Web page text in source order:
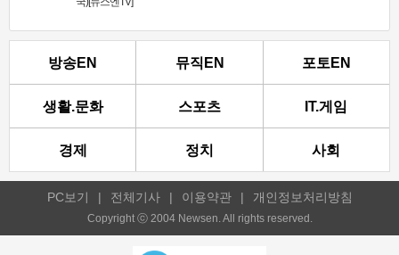
방송EN 뮤직EN 포토EN
생활.문화 스포츠 IT.게임
경제 정치 사회
PC보기 | 전체기사 | 이용약관 | 개인정보처리방침
Copyright ⓒ 2004 Newsen. All rights reserved.